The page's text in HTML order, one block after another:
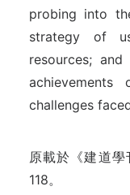
probing into
strategy of
resources;
challenges
原載於《建道
118。